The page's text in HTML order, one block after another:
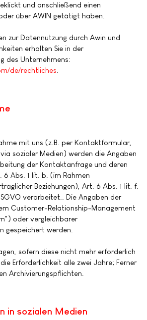
und anschließend einen
über AWIN getätigt haben.
zur Datennutzung durch Awin und
erhalten Sie in der
des Unternehmens:
de/rechtliches
mit uns (z.B. per Kontaktformular,
sozialer Medien) werden die Angaben
der Kontaktanfrage und deren
Abs. 1 lit. b. (im Rahmen
Beziehungen), Art. 6 Abs. 1 lit. f.
verarbeitet.. Die Angaben der
Customer-Relationship-Management
oder vergleichbarer
gespeichert werden.
sofern diese nicht mehr erforderlich
Erforderlichkeit alle zwei Jahre; Ferner
Archivierungspflichten.
in sozialen Medien